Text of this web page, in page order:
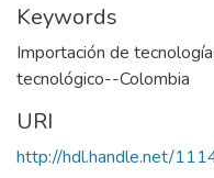
Keywords
Importación de
tecnológico--Colombia
URI
http://hdl.handle.net/